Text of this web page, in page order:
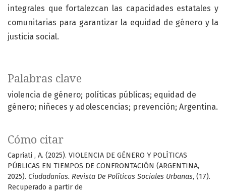
Palabras clave
violencia de género; políticas públicas; equidad de
género; niñeces y adolescencias; prevención; Argentina.
Cómo citar
Capriati , A. (2025). VIOLENCIA DE GÉNERO Y POLÍTICAS
PÚBLICAS EN TIEMPOS DE CONFRONTACIÓN (ARGENTINA,
2025). Ciudadanías. Revista De Políticas Sociales Urbanas, (17).
Recuperado a partir de
integrales que fortalezcan las capacidades estatales y
comunitarias para garantizar la equidad de género y la
justicia social.